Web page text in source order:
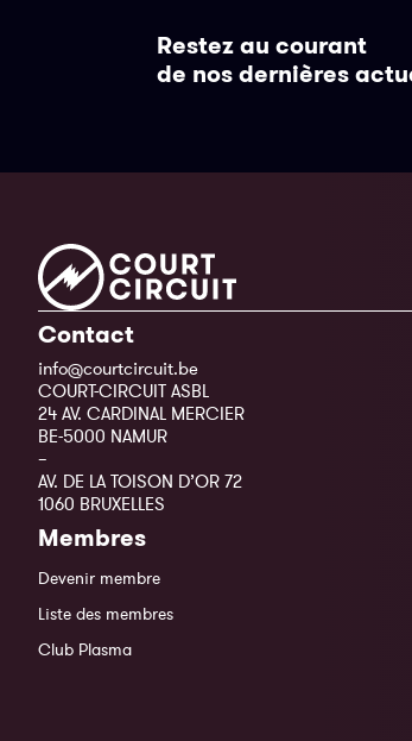
Restez au courant
de nos dernières
Contact
info@courtcircuit.be
COURT-CIRCUIT ASBL
24 AV. CARDINAL MERCIER
BE-5000 NAMUR
–
AV. DE LA TOISON D’OR 72
1060 BRUXELLES
Membres
Devenir membre
Liste des membres
Club Plasma